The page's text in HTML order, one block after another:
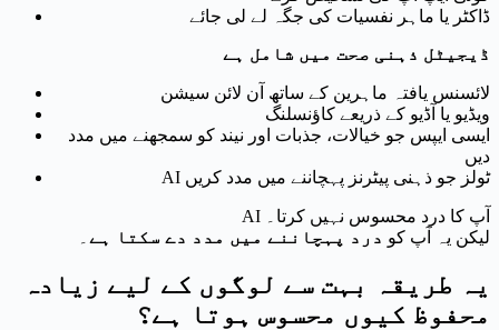
ڈاکٹر یا ماہر نفسیات کی جگہ لے لی جائے
ڈیجیٹل ذہنی صحت میں شامل ہے
لائسنس یافتہ ماہرین کے ساتھ آن لائن سیشن
ویڈیو یا آڈیو کے ذریعے کاؤنسلنگ
ایسی ایپس جو خیالات، جذبات اور نیند کو سمجھنے میں مدد
دیں
AI ٹولز جو ذہنی پیٹرنز پہچاننے میں مدد کریں
AI آپ کا درد محسوس نہیں کرتا۔
لیکن یہ آپ کو درد پہچاننے میں مدد دے سکتا ہے
یہ طریقہ بہت سے لوگوں کے لیے زیادہ
محفوظ کیوں محسوس ہوتا ہے؟